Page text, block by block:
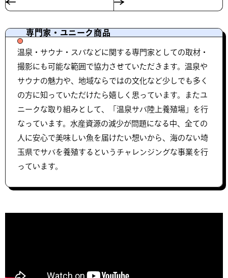
専門家・ユニーク商品
温泉・サウナ・スパなどに関する専門家としての取材・
撮影にも可能な範囲で協力させていただきます。温泉や
サウナの魅力や、地域ならではの文化など少しでも多く
の方に知っていただけたら嬉しく思っています。またユ
ニークな取り組みとして、「温泉サバ陸上養殖場」を行
なっています。水産資源の減少が問題になる中、全ての
人に安心で美味しい魚を届けたい想いから、海のない埼
玉県でサバを養殖するというチャレンジングな事業を行
っています。